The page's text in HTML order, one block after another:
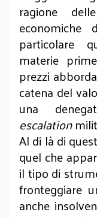
ragione
particolare
materie
prezzi
catena del
una
escalation
Al di là di
quel che
il tipo di
fronteggiare
anche